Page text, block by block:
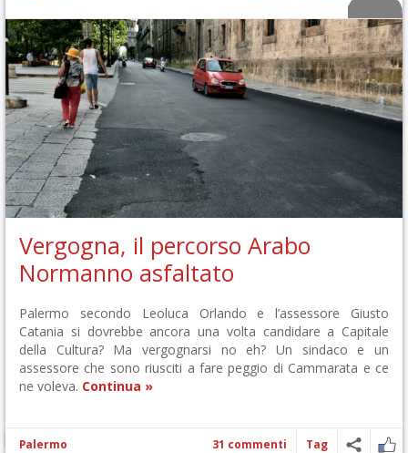
Vergogna, il percorso Arabo
Normanno asfaltato
Palermo secondo Leoluca Orlando e l’assessore Giusto
Catania si dovrebbe ancora una volta candidare a Capitale
della Cultura? Ma vergognarsi no eh? Un sindaco e un
assessore che sono riusciti a fare peggio di Cammarata e ce
ne voleva. Continua »
Palermo 31 commenti Tag